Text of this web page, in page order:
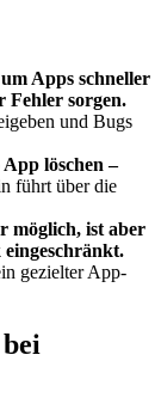
Apps schneller
Fehler sorgen.
und Bugs
löschen –
führt über die
möglich, ist aber
gezielter App-